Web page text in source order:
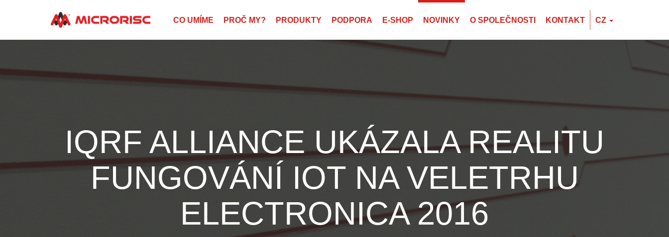
CO UMÍME PROČ MY? PRODUKTY PODPORA E-SHOP NOVINKY O SPOLEČNOSTI KONTAKT CZ
IQRF ALLIANCE UKÁZALA REALITU
FUNGOVÁNÍ IOT NA VELETRHU
ELECTRONICA 2016